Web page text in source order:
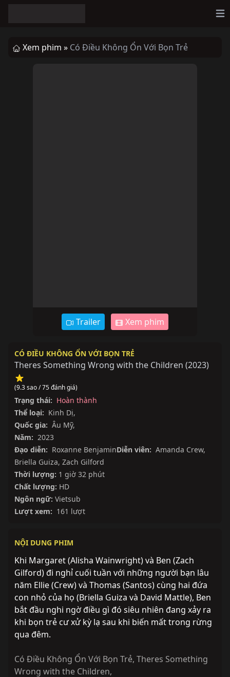
Xem phim » Có Điều Không Ổn Với Bọn Trẻ
Trailer Xem phim
CÓ ĐIỀU KHÔNG ỔN VỚI BỌN TRẺ
Theres Something Wrong with the Children (2023)
(9.3 sao / 75 đánh giá)
Trạng thái: Hoàn thành
Thể loại: Kinh Dị,
Quốc gia: Âu Mỹ,
Năm: 2023
Đạo diễn: Roxanne BenjaminDiễn viên: Amanda Crew,
Briella Guiza, Zach Gilford
Thời lượng: 1 giờ 32 phút
Chất lượng: HD
Ngôn ngữ: Vietsub
Lượt xem: 161 lượt
NỘI DUNG PHIM
Khi Margaret (Alisha Wainwright) và Ben (Zach
Gilford) đi nghỉ cuối tuần với những người bạn lâu
năm Ellie (Crew) và Thomas (Santos) cùng hai đứa
con nhỏ của họ (Briella Guiza và David Mattle), Ben
bắt đầu nghi ngờ điều gì đó siêu nhiên đang xảy ra
khi bọn trẻ cư xử kỳ lạ sau khi biến mất trong rừng
qua đêm.
Có Điều Không Ổn Với Bọn Trẻ, Theres Something
Wrong with the Children,